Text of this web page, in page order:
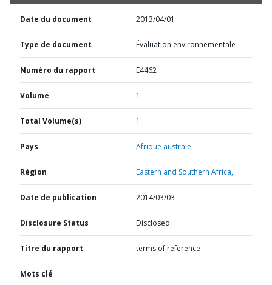
Date du document 2013/04/01
Type de document Évaluation environnementale
Numéro du rapport E4462
Volume 1
Total Volume(s) 1
Pays Afrique australe,
Région Eastern and Southern Africa,
Date de publication 2014/03/03
Disclosure Status Disclosed
Titre du rapport terms of reference
Mots clé